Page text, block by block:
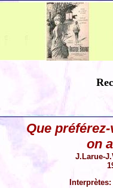
Que
on
J.Larue-
Interprètes: